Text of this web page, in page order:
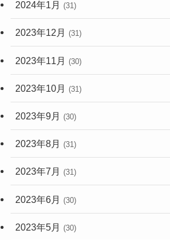
2024年1月 (31)
2023年12月 (31)
2023年11月 (30)
2023年10月 (31)
2023年9月 (30)
2023年8月 (31)
2023年7月 (31)
2023年6月 (30)
2023年5月 (30)